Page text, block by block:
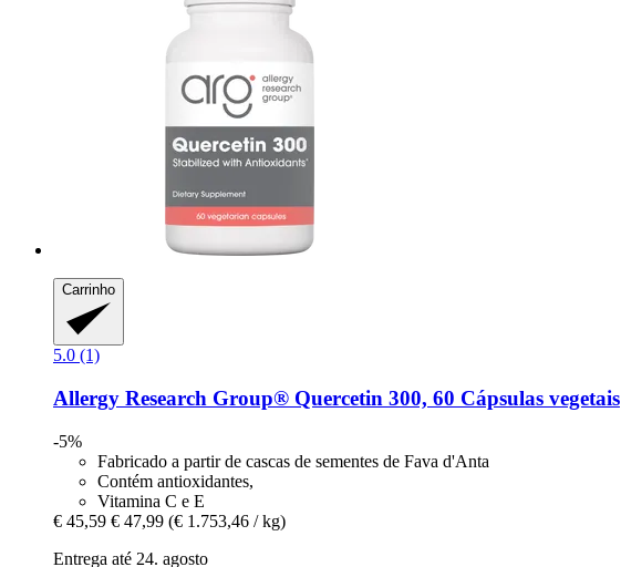
Carrinho
5.0 (1)
Allergy Research Group® Quercetin 300, 60 Cápsulas vegetais
-5%
Fabricado a partir de cascas de sementes de Fava d'Anta
Contém antioxidantes,
Vitamina C e E
€ 45,59 € 47,99 (€ 1.753,46 / kg)
Entrega até 24. agosto